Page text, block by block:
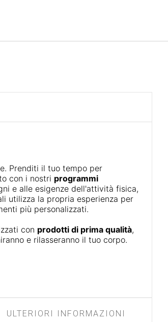
Prenditi il tuo tempo per
con i nostri programmi
e alle esigenze dell'attività fisica,
utilizza la propria esperienza per
più personalizzati.
con prodotti di prima qualità,
e rilasseranno il tuo corpo.
ULTERIORI INFORMAZIONI